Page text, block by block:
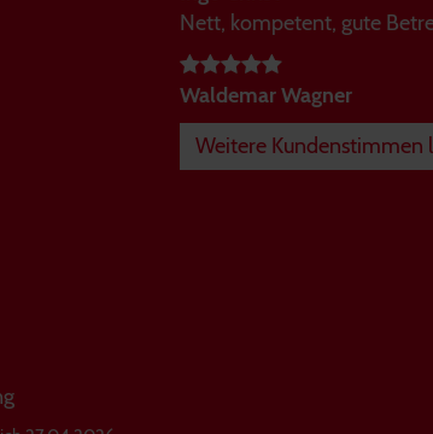
Nett, kompetent, gute
Waldemar Wagner
Weitere Kundenstimmen